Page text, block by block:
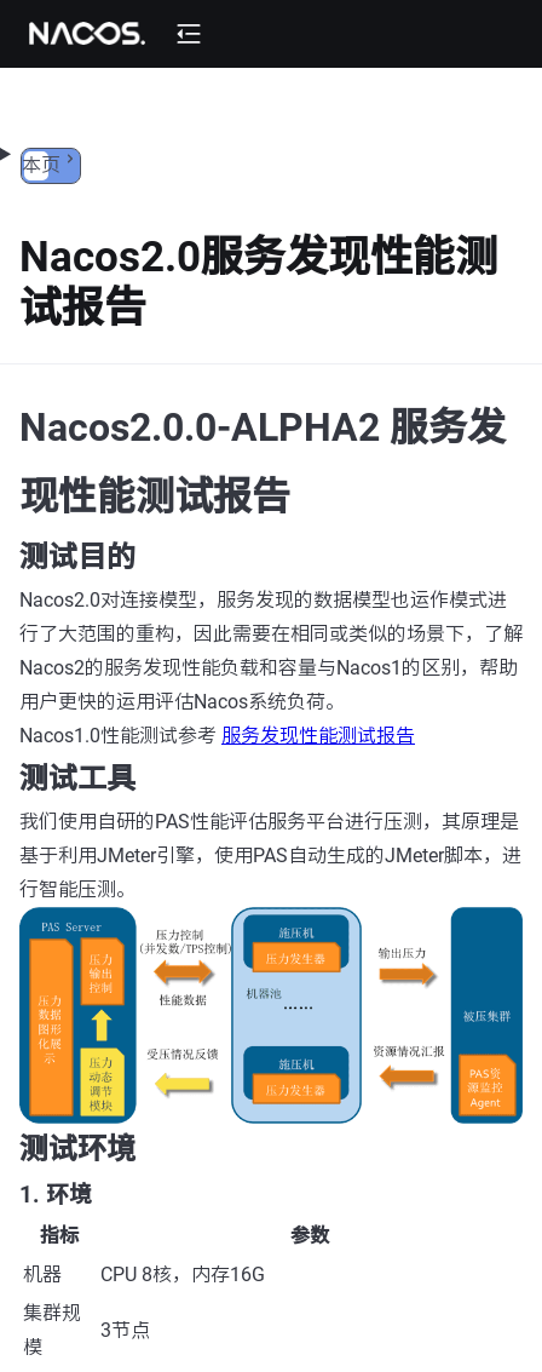
跳转到内容
本页
Nacos2.0服务发现性能测
试报告
Nacos2.0.0-ALPHA2 服务发
现性能测试报告
测试目的
Nacos2.0对连接模型，服务发现的数据模型也运作模式进
行了大范围的重构，因此需要在相同或类似的场景下，了解
Nacos2的服务发现性能负载和容量与Nacos1的区别，帮助
用户更快的运用评估Nacos系统负荷。
Nacos1.0性能测试参考 服务发现性能测试报告
测试工具
我们使用自研的PAS性能评估服务平台进行压测，其原理是
基于利用JMeter引擎，使用PAS自动生成的JMeter脚本，进
行智能压测。
测试环境
1. 环境
指标
参数
机器
CPU 8核，内存16G
集群规
模
3节点